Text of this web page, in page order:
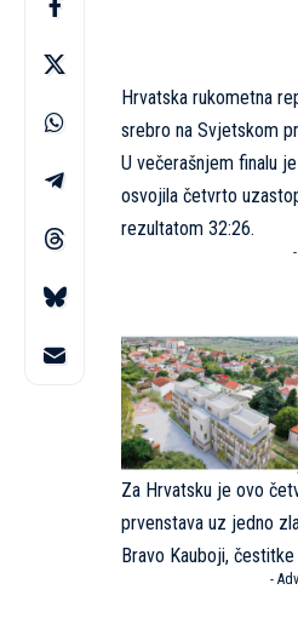
Hrvatska rukometna
srebro na Svjetskom
U večerašnjem finalu
osvojila četvrto
rezultatom 32:26.
Za Hrvatsku je ovo
prvenstava uz jedno
Bravo Kauboji,
-